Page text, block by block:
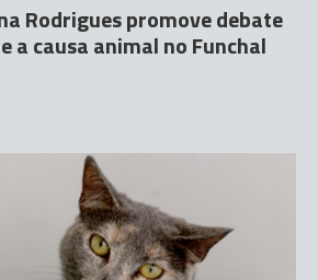
Rodrigues promove debate
a causa animal no Funchal